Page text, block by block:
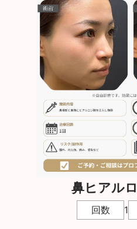
鼻ヒアル
回数 1